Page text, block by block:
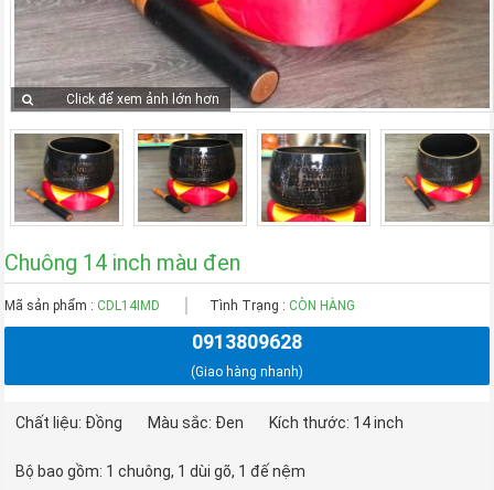
Click để xem ảnh lớn hơn
Chuông 14 inch màu đen
Mã sản phẩm :CDL14IMD Tình Trạng : CÒN HÀNG
0913809628
(Giao hàng nhanh)
Chất liệu: Đồng Màu sắc: Đen Kích thước: 14 inch
Bộ bao gồm: 1 chuông, 1 dùi gõ, 1 đế nệm